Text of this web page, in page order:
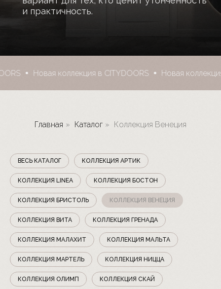
Новая коллекция в CITYDOORS Новая коллекция в
Главная » Каталог » Коллекция Венеция
ВЕСЬ КАТАЛОГ КОЛЛЕКЦИЯ АРТИК
КОЛЛЕКЦИЯ LINEA КОЛЛЕКЦИЯ БОСТОН
КОЛЛЕКЦИЯ БРИСТОЛЬ КОЛЛЕКЦИЯ ВЕНЕЦИЯ
КОЛЛЕКЦИЯ ВИТА КОЛЛЕКЦИЯ ГРЕНАДА
КОЛЛЕКЦИЯ МАЛАХИТ КОЛЛЕКЦИЯ МАЛЬТА
КОЛЛЕКЦИЯ МАРТЕЛЬ КОЛЛЕКЦИЯ НИЦЦА
КОЛЛЕКЦИЯ ОЛИМП КОЛЛЕКЦИЯ СКАЙ